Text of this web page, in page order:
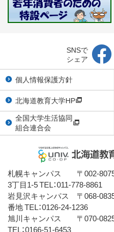
SNSで
シェア
個人情報保護方針
北海道教育大学HP
全国大学生活協同
組合連合会
札幌キャンパス 〒002-8075
3丁目1-5 TEL：011-778-8861
岩見沢キャンパス 〒068-
番地 TEL：0126-24-1236
旭川キャンパス 〒070-0825
TEL：0166-51-6453